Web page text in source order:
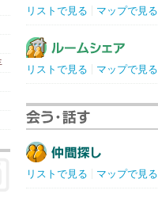
リストで見る マップで見る
リストで見る マップで見る
リストで見る マップで見る